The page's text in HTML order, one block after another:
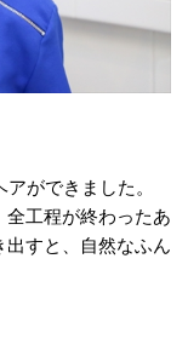
ができました。
全工程が終わったあ
出すと、自然なふん